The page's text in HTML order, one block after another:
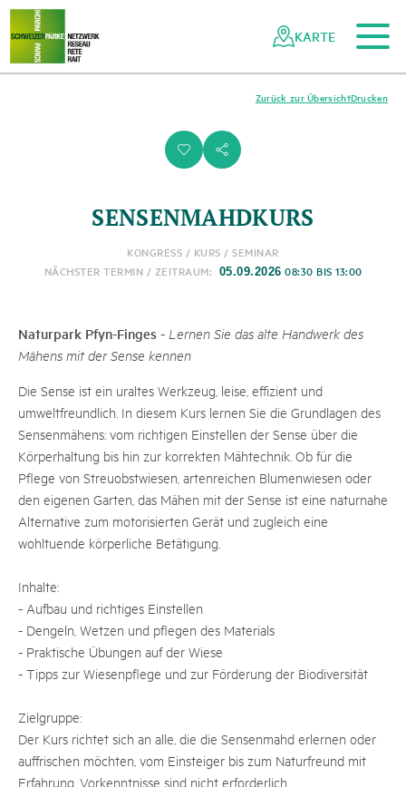
Navigieren
Netzwerk
Schweizer
Schnellnavigation
Zum Hauptinhalt
Zur mobilen Navigation
Zur Suche
Zum Fussbereich
Zur Sitemap
KARTE
i s
Drucken
Zurück zur Übersicht
SENSENMAHDKURS
KONGRESS / KURS / SEMINAR
NÄCHSTER TERMIN / ZEITRAUM: 05.09.2026 08:30 BIS 13:00
Naturpark Pfyn-Finges - Lernen Sie das alte Handwerk des
Mähens mit der Sense kennen
Die Sense ist ein uraltes Werkzeug, leise, effizient und
umweltfreundlich. In diesem Kurs lernen Sie die Grundlagen des
Sensenmähens: vom richtigen Einstellen der Sense über die
Körperhaltung bis hin zur korrekten Mähtechnik. Ob für die
Pflege von Streuobstwiesen, artenreichen Blumenwiesen oder
den eigenen Garten, das Mähen mit der Sense ist eine naturnahe
Alternative zum motorisierten Gerät und zugleich eine
wohltuende körperliche Betätigung.
Inhalte:
- Aufbau und richtiges Einstellen
- Dengeln, Wetzen und pflegen des Materials
- Praktische Übungen auf der Wiese
- Tipps zur Wiesenpflege und zur Förderung der Biodiversität
Zielgruppe:
Der Kurs richtet sich an alle, die die Sensenmahd erlernen oder
auffrischen möchten, vom Einsteiger bis zum Naturfreund mit
Erfahrung. Vorkenntnisse sind nicht erforderlich.